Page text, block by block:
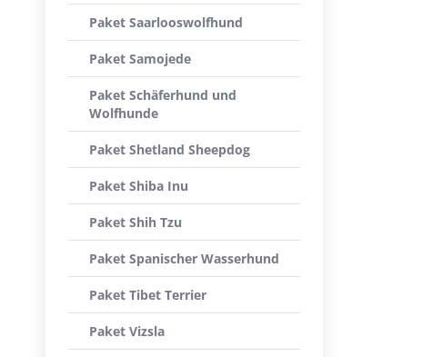
Paket Saarlooswolfhund
Paket Samojede
Paket Schäferhund und
Wolfhunde
Paket Shetland Sheepdog
Paket Shiba Inu
Paket Shih Tzu
Paket Spanischer Wasserhund
Paket Tibet Terrier
Paket Vizsla